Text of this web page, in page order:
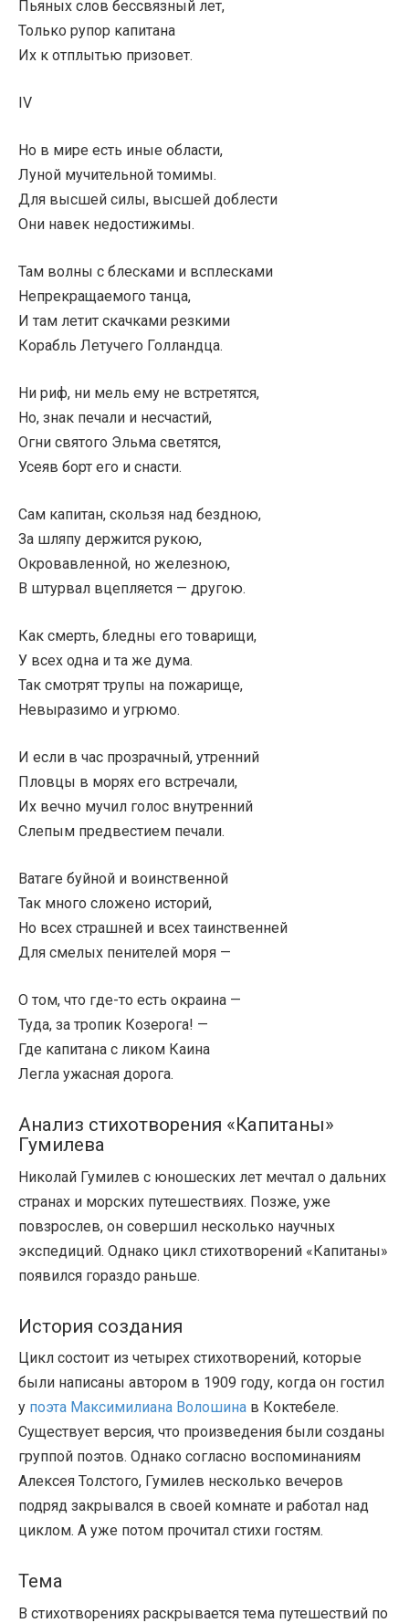
Пьяных слов бессвязный лет,
Только рупор капитана
Их к отплытью призовет.
IV
Но в мире есть иные области,
Луной мучительной томимы.
Для высшей силы, высшей доблести
Они навек недостижимы.
Там волны с блесками и всплесками
Непрекращаемого танца,
И там летит скачками резкими
Корабль Летучего Голландца.
Ни риф, ни мель ему не встретятся,
Но, знак печали и несчастий,
Огни святого Эльма светятся,
Усеяв борт его и снасти.
Сам капитан, скользя над бездною,
За шляпу держится рукою,
Окровавленной, но железною,
В штурвал вцепляется — другою.
Как смерть, бледны его товарищи,
У всех одна и та же дума.
Так смотрят трупы на пожарище,
Невыразимо и угрюмо.
И если в час прозрачный, утренний
Пловцы в морях его встречали,
Их вечно мучил голос внутренний
Слепым предвестием печали.
Ватаге буйной и воинственной
Так много сложено историй,
Но всех страшней и всех таинственней
Для смелых пенителей моря —
О том, что где-то есть окраина —
Туда, за тропик Козерога! —
Где капитана с ликом Каина
Легла ужасная дорога.
Анализ стихотворения «Капитаны»
Гумилева
Николай Гумилев с юношеских лет мечтал о дальних
странах и морских путешествиях. Позже, уже
повзрослев, он совершил несколько научных
экспедиций. Однако цикл стихотворений «Капитаны»
появился гораздо раньше.
История создания
Цикл состоит из четырех стихотворений, которые
были написаны автором в 1909 году, когда он гостил
у поэта Максимилиана Волошина в Коктебеле.
Существует версия, что произведения были созданы
группой поэтов. Однако согласно воспоминаниям
Алексея Толстого, Гумилев несколько вечеров
подряд закрывался в своей комнате и работал над
циклом. А уже потом прочитал стихи гостям.
Тема
В стихотворениях раскрывается тема путешествий по